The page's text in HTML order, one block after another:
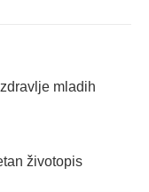
mladih
životopis